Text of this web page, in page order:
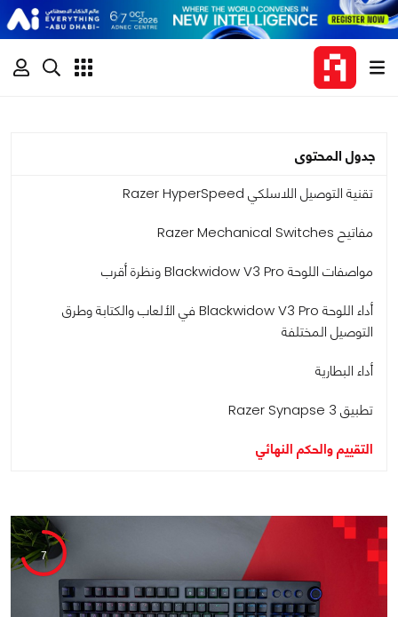
جدول المحتوى
تقنية التوصيل اللاسلكي Razer HyperSpeed
مفاتيح Razer Mechanical Switches
مواصفات اللوحة Blackwidow V3 Pro ونظرة أقرب
أداء اللوحة Blackwidow V3 Pro في الألعاب والكتابة وطرق
التوصيل المختلفة
أداء البطارية
تطبيق Razer Synapse 3
التقييم والحكم النهائي
7